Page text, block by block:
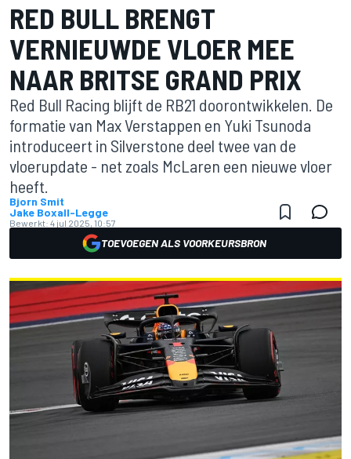
RED BULL BRENGT
VERNIEUWDE VLOER MEE
NAAR BRITSE GRAND PRIX
Red Bull Racing blijft de RB21 doorontwikkelen. De
formatie van Max Verstappen en Yuki Tsunoda
introduceert in Silverstone deel twee van de
vloerupdate - net zoals McLaren een nieuwe vloer
heeft.
Bjorn Smit
Jake Boxall-Legge
Bewerkt: 4 jul 2025, 10:57
TOEVOEGEN ALS VOORKEURSBRON